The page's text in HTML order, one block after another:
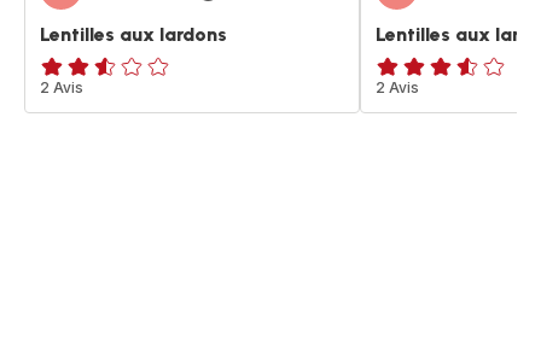
Lentilles aux lardons
ratings.2.5
2 Avis
Lentilles aux
ratings.3.5
2 Avis